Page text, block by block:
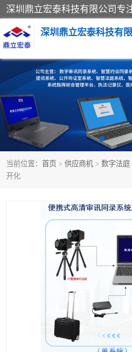
深圳鼎立宏泰科技有
当前位置： 首页 > 供应商机 > 数字法庭
开化
同步录音录像设备
数字法庭
远程提讯